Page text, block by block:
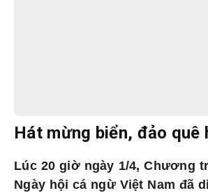
Hát mừng biển, đảo quê
Lúc 20 giờ ngày 1/4, Chương
Ngày hội cá ngừ Việt Nam đã